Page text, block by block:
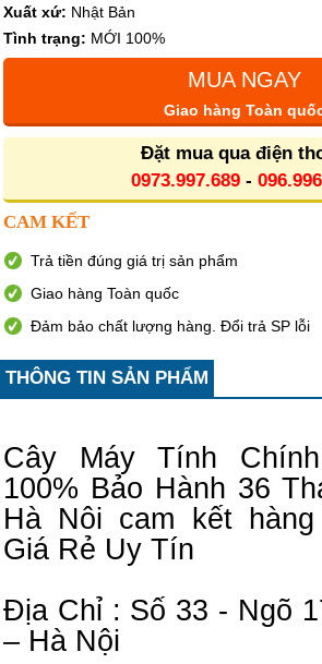
Xuất xứ: Nhật Bản
Tình trạng: MỚI 100%
MUA NGAY
Giao hàng Toàn
Đặt mua qua điện
0973.997.689 -
CAM KẾT
Trả tiền đúng giá trị sản phẩm
Giao hàng Toàn quốc
Đảm bảo chất lượng hàng. Đổi trả SP lỗi
THÔNG TIN SẢN PHẨM
Cây Máy Tính
100% Bảo Hành 36
Hà Nôi cam kết
Giá Rẻ Uy Tín
Địa Chỉ : Số 33 - Ngõ
– Hà Nội